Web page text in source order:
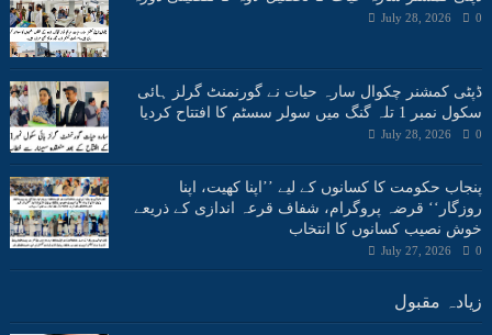
July 28, 2026 0
ڈپٹی کمشنر چکوال سارہ حیات نے گورنمنٹ گرلز ہائی
سکول نمبر 1 تلہ گنگ میں سولر سسٹم کا افتتاح کردیا
July 28, 2026 0
پنجاب حکومت کا کسانوں کے لیے ’’اپنا کھیت، اپنا
روزگار‘‘ قرضہ پروگرام، شفاف قرعہ اندازی کے ذریعے
خوش نصیب کسانوں کا انتخاب
July 27, 2026 0
زیادہ مقبول